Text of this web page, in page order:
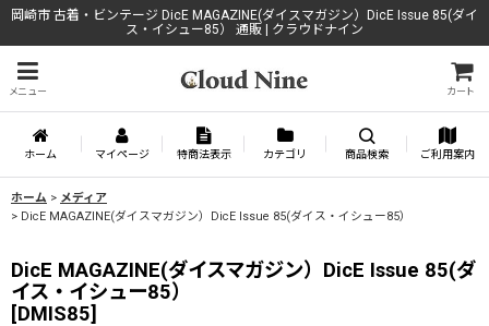
岡崎市 古着・ビンテージ DicE MAGAZINE(ダイスマガジン）DicE Issue 85(ダイ
ス・イシュー85） 通販 | クラウドナイン
メニュー カート
ホーム マイページ 特商法表示 カテゴリ 商品検索 ご利用案内
ホーム > メディア
> DicE MAGAZINE(ダイスマガジン）DicE Issue 85(ダイス・イシュー85）
DicE MAGAZINE(ダイスマガジン）DicE Issue 85(ダ
イス・イシュー85）
[DMIS85]